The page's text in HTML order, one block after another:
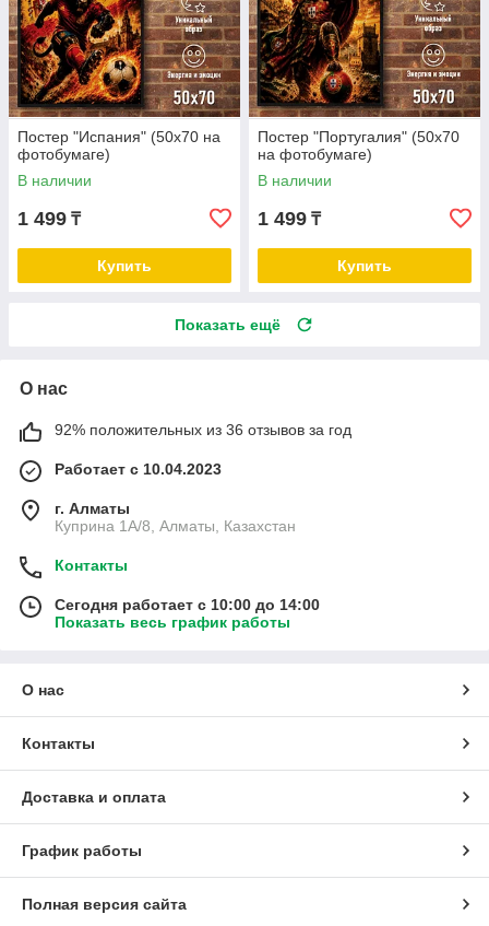
Постер "Испания" (50х70 на
фотобумаге)
В наличии
1 499 ₸
Купить
Постер "Португалия" (50х70
на фотобумаге)
В наличии
1 499 ₸
Купить
Показать ещё
О нас
92% положительных из 36 отзывов за год
Работает с 10.04.2023
г. Алматы
Куприна 1A/8, Алматы, Казахстан
Контакты
Сегодня работает с 10:00 до 14:00
Показать весь график работы
О нас
Контакты
Доставка и оплата
График работы
Полная версия сайта